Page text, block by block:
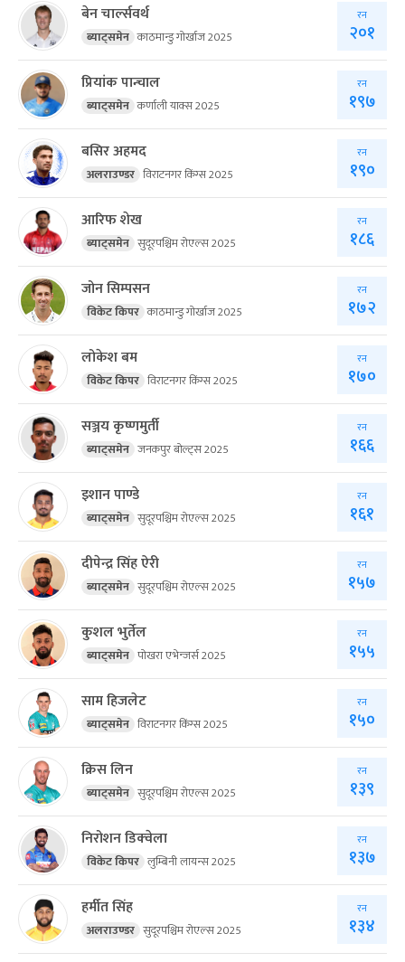
बेन चार्ल्सवर्थ
ब्याट्समेन काठमान्डु गोर्खाज 2025
रन
२०१
प्रियांक पान्चाल
ब्याट्समेन कर्णाली याक्स 2025
रन
१९७
बसिर अहमद
अलराउण्डर विराटनगर किंग्स 2025
रन
१९०
आरिफ शेख
ब्याट्समेन सुदूरपश्चिम रोएल्स 2025
रन
१८६
जोन सिम्पसन
विकेट किपर काठमान्डु गोर्खाज 2025
रन
१७२
लोकेश बम
विकेट किपर विराटनगर किंग्स 2025
रन
१७०
सञ्जय कृष्णमुर्ती
ब्याट्समेन जनकपुर बोल्ट्स 2025
रन
१६६
इशान पाण्डे
ब्याट्समेन सुदूरपश्चिम रोएल्स 2025
रन
१६१
दीपेन्द्र सिंह ऐरी
ब्याट्समेन सुदूरपश्चिम रोएल्स 2025
रन
१५७
कुशल भुर्तेल
ब्याट्समेन पोखरा एभेन्जर्स 2025
रन
१५५
साम हिजलेट
ब्याट्समेन विराटनगर किंग्स 2025
रन
१५०
क्रिस लिन
ब्याट्समेन सुदूरपश्चिम रोएल्स 2025
रन
१३९
निरोशन डिक्‍वेला
विकेट किपर लुम्बिनी लायन्स 2025
रन
१३७
हर्मीत सिंह
अलराउण्डर सुदूरपश्चिम रोएल्स 2025
रन
१३४